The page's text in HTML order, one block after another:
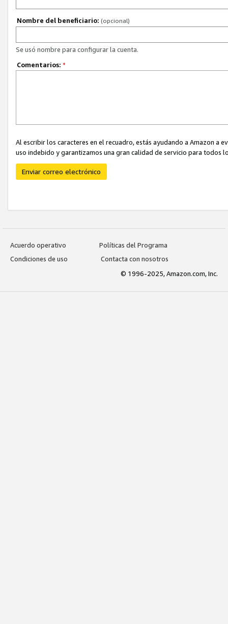
Nombre del beneficiario: (opcional)
Se usó nombre para configurar la cuenta.
Comentarios: *
Al escribir los caracteres en el recuadro, estás ayudando a Amazon
uso indebido y garantizamos una gran calidad de servicio para todos
Enviar correo electrónico
Acuerdo operativo
Políticas del Programa
Condiciones de uso
Contacta con nosotros
© 1996-2025, Amazon.com, Inc.